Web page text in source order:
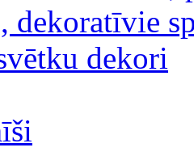
dekoratīvie
dekori